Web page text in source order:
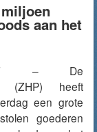
aan het
– De
(ZHP) heeft
een grote
goederen